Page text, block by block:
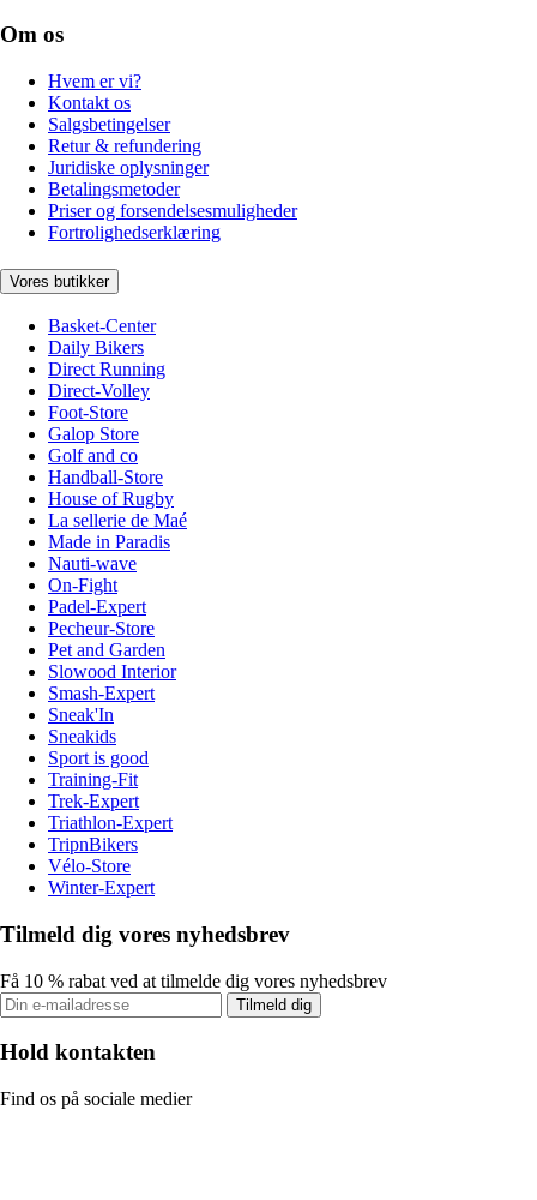
Om os
Hvem er vi?
Kontakt os
Salgsbetingelser
Retur & refundering
Juridiske oplysninger
Betalingsmetoder
Priser og forsendelsesmuligheder
Fortrolighedserklæring
Vores butikker
Basket-Center
Daily Bikers
Direct Running
Direct-Volley
Foot-Store
Galop Store
Golf and co
Handball-Store
House of Rugby
La sellerie de Maé
Made in Paradis
Nauti-wave
On-Fight
Padel-Expert
Pecheur-Store
Pet and Garden
Slowood Interior
Smash-Expert
Sneak'In
Sneakids
Sport is good
Training-Fit
Trek-Expert
Triathlon-Expert
TripnBikers
Vélo-Store
Winter-Expert
Tilmeld dig vores nyhedsbrev
Få 10 % rabat ved at tilmelde dig vores nyhedsbrev
Tilmeld dig
Hold kontakten
Find os på sociale medier